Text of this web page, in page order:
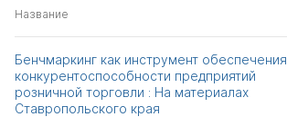
Название
Бенчмаркинг как инструмент обеспечения
конкурентоспособности предприятий
розничной торговли : На материалах
Ставропольского края